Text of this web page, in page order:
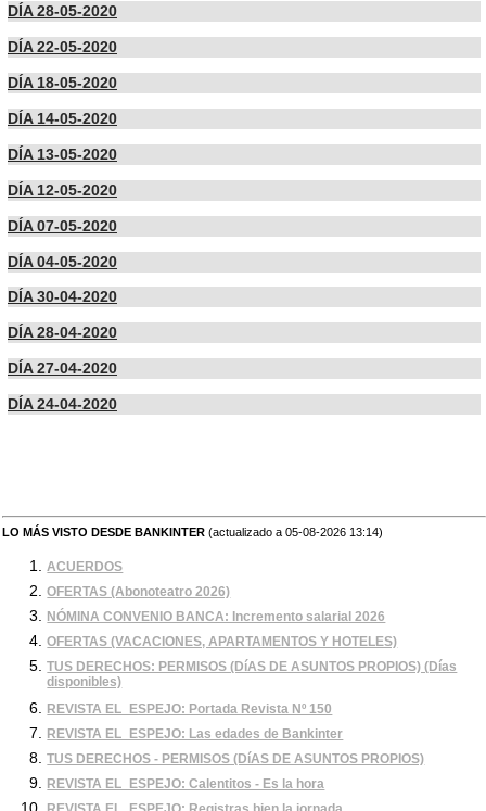
DÍA 28-05-2020
DÍA 22-05-2020
DÍA 18-05-2020
DÍA 14-05-2020
DÍA 13-05-2020
DÍA 12-05-2020
DÍA 07-05-2020
DÍA 04-05-2020
DÍA 30-04-2020
DÍA 28-04-2020
DÍA 27-04-2020
DÍA 24-04-2020
LO MÁS VISTO DESDE BANKINTER (actualizado a 05-08-2026 13:14)
ACUERDOS
OFERTAS (Abonoteatro 2026)
NÓMINA CONVENIO BANCA: Incremento salarial 2026
OFERTAS (VACACIONES, APARTAMENTOS Y HOTELES)
TUS DERECHOS: PERMISOS (DíAS DE ASUNTOS PROPIOS) (Días
disponibles)
REVISTA EL_ESPEJO: Portada Revista Nº 150
REVISTA EL_ESPEJO: Las edades de Bankinter
TUS DERECHOS - PERMISOS (DíAS DE ASUNTOS PROPIOS)
REVISTA EL_ESPEJO: Calentitos - Es la hora